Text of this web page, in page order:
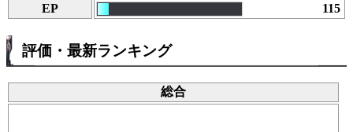
EP
115
評価・最新ランキング
総合